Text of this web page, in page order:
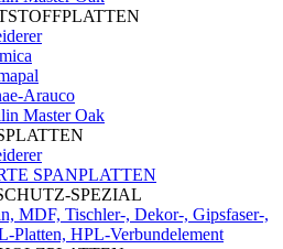
Arauco
Master Oak
SPANPLATTEN
SPEZIAL
MDF, Tischler-, Dekor-, Gipsfaser-,
Platten, HPL-Verbundelement